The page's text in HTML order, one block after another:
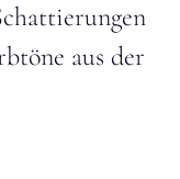
aus der